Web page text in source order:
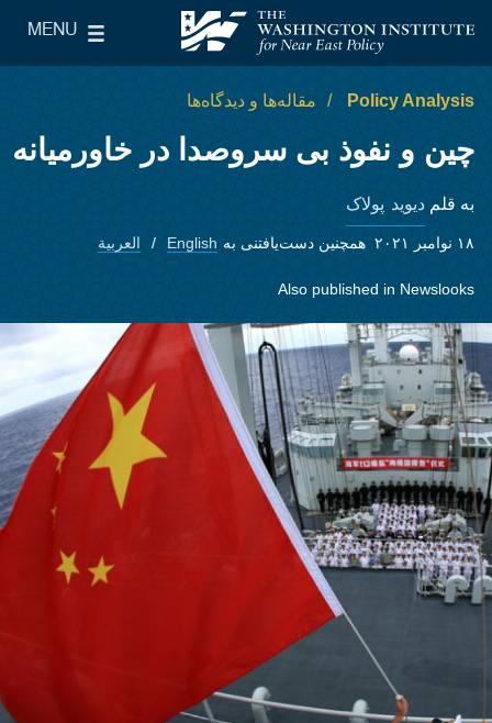
The Washington Institute for Near East Policy
MENU
Main Menu
Policy Analysis مقاله‌ها و دیدگاه‌ها
چین و نفوذ بی سروصدا در خاورمیانه
به قلم دیوید پولاک
۱۸ نوامبر ۲۰۲۱ همچنین دست‌یافتنی به English العربية
Also published in Newslooks